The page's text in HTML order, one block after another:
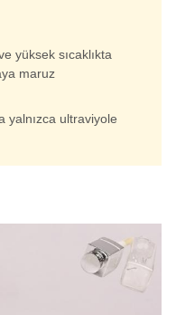
yüksek sıcaklıkta
maruz
yalnızca ultraviyole